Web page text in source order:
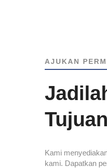
AJUKAN
Kami
kami. Dapatkan